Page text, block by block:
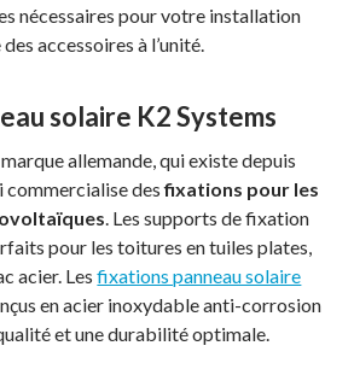
nécessaires pour votre installation
accessoires à l’unité.
solaire K2 Systems
allemande, qui existe depuis
commercialise desfixations pour les
. Les supports de fixation
pour les toitures en tuiles plates,
acier. Lesfixations panneau solaire
en acier inoxydable anti-corrosion
et une durabilité optimale.